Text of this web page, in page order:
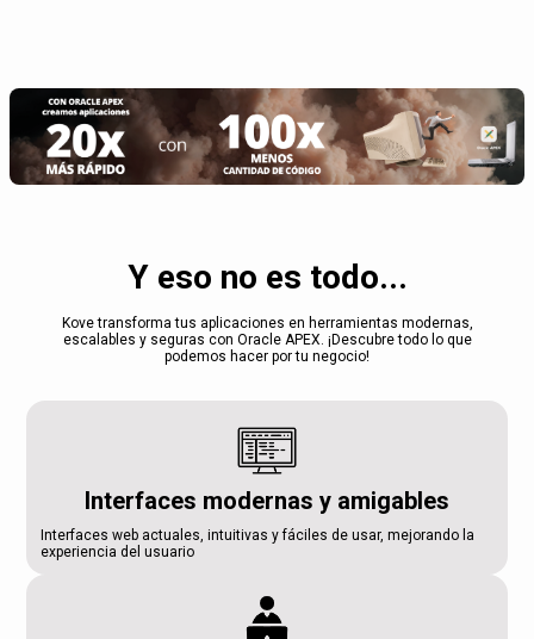
Y eso no es todo...
Kove transforma tus aplicaciones en herramientas modernas,
escalables y seguras con Oracle APEX. ¡Descubre todo lo que
podemos hacer por tu negocio!
Interfaces modernas y amigables
Interfaces web actuales, intuitivas y fáciles de usar, mejorando la
experiencia del usuario